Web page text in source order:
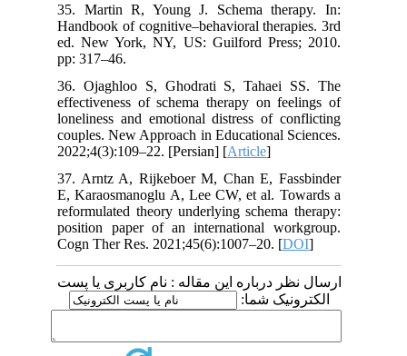
35. Martin R, Young J. Schema therapy. In:
Handbook of cognitive–behavioral therapies. 3rd
ed. New York, NY, US: Guilford Press; 2010.
pp: 317–46.
36. Ojaghloo S, Ghodrati S, Tahaei SS. The
effectiveness of schema therapy on feelings of
loneliness and emotional distress of conflicting
couples. New Approach in Educational Sciences.
2022;4(3):109–22. [Persian] [Article
37. Arntz A, Rijkeboer M, Chan E, Fassbinder
E, Karaosmanoglu A, Lee CW, et al. Towards a
reformulated theory underlying schema therapy:
position paper of an international workgroup.
Cogn Ther Res. 2021;45(6):1007–20. [DOI
ارسال نظر درباره این مقاله : نام کاربری یا پست
الکترونیک شما: